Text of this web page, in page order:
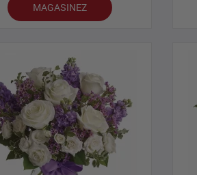
MAGASINEZ